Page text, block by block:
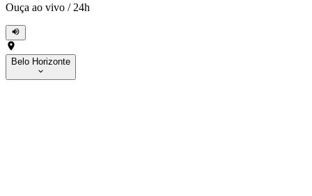
Ouça ao vivo / 24h
Belo Horizonte